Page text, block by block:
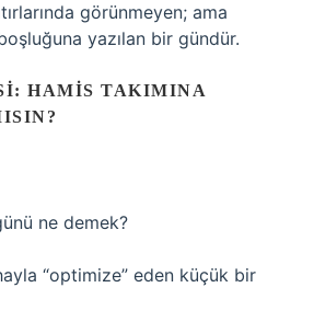
görünmeyen; ama
yazılan bir gündür.
HAMIS TAKIMINA
ne demek?
“optimize” eden küçük bir